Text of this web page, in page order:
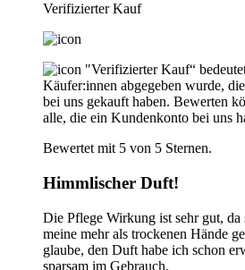
Verifizierter Kauf
"Verifizierter Kauf“
Käufer:innen abgegeben wurde,
bei uns gekauft haben. Bewerten
alle, die ein Kundenkonto bei uns
Bewertet mit 5 von 5 Sternen.
Himmlischer Duft!
Die Pflege Wirkung ist sehr gut,
meine mehr als trockenen Hände
glaube, den Duft habe ich schon
sparsam im Gebrauch.